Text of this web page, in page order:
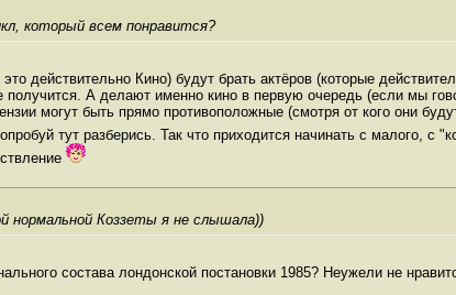
который всем понравится?
это действительно Кино) будут брать актёров (которые
получится. А делают именно кино в первую очередь (если мы
могут быть прямо противоположные (смотря от кого они
тут разберись. Так что приходится начинать с малого, с
нормальной Коззеты я не слышала))
состава лондонской постановки 1985? Неужели не